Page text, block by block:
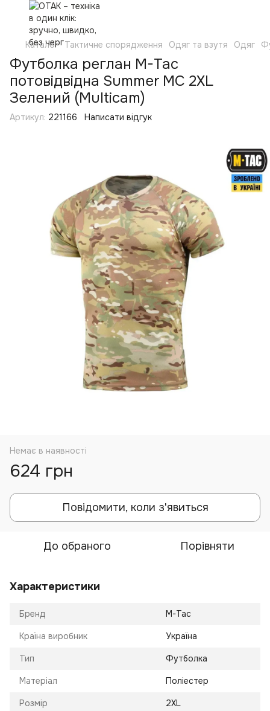
Каталог Тактичне спорядження Одяг та взутя Одяг
Футболка реглан M-Tac
потовідвідна Summer MC 2XL
Зелений (Multicam)
Артикул: 221166 Написати відгук
Немає в наявності
624 грн
Повідомити, коли з'явиться
До обраного Порівняти
Характеристики
Бренд M-Tac
Країна виробник Україна
Тип Футболка
Матеріал Поліестер
Розмір 2XL